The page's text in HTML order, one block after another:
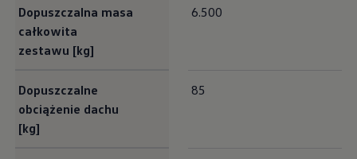
Dopuszczalna masa
całkowita
zestawu [kg]
6.500
Dopuszczalne
obciążenie dachu
[kg]
85